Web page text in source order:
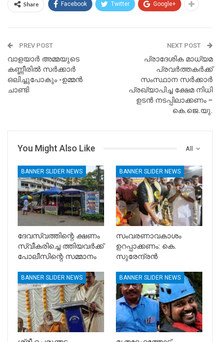
Share Facebook Twitter Google+
PREV POST
വാളയാർ അമ്മയുടെ
കണ്ണീരിൽ സർക്കാർ
ഒലിച്ചുപോകും -ഉമ്മൻ
ചാണ്ടി
NEXT POST
പ്രാദേശിക മാധ്യമ
പ്രവർത്തകർക്ക്
സംസ്ഥാന സർക്കാർ
പ്രഖ്യാപിച്ച ക്ഷേമ നിധി
ഉടൻ നടപ്പിലാക്കണം –
കെ.ജെ.യു.
All
You Might Also Like
BANNER SLIDER NEWS
ദേവസ്വത്തിന്റെ ക്ഷണം
സ്വീകരിച്ചെ ത്തിയവർക്ക്
പോലീസിന്റെ സമ്മാനം
BANNER SLIDER NEWS
സംവരണാവകാശം
ഉറപ്പാക്കണം: കെ.
സുരേന്ദ്രൻ
BANNER SLIDER NEWS BANNER SLIDER NEWS